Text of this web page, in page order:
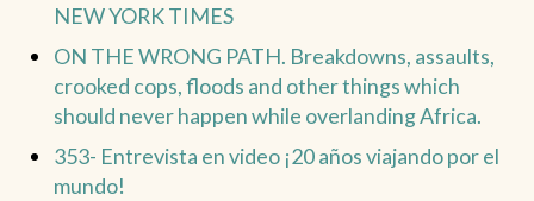
NEW YORK TIMES
ON THE WRONG PATH. Breakdowns, assaults,
crooked cops, floods and other things which
should never happen while overlanding Africa.
353- Entrevista en video ¡20 años viajando por el
mundo!